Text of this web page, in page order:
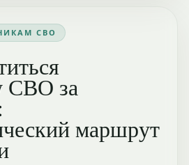
СВО
СВО за
маршрут